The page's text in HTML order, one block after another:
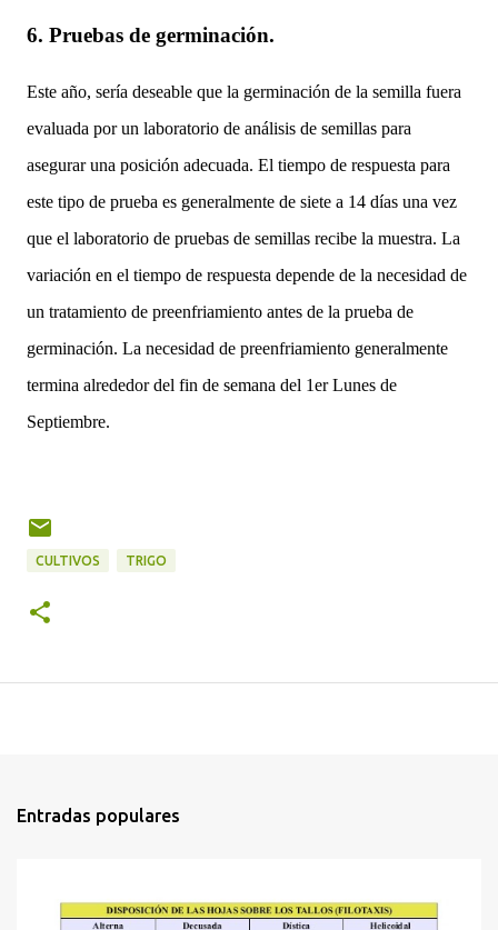
6. Pruebas de germinación.
Este año, sería deseable que la germinación de la semilla fuera
evaluada por un laboratorio de análisis de semillas para
asegurar una posición adecuada. El tiempo de respuesta para
este tipo de prueba es generalmente de siete a 14 días una vez
que el laboratorio de pruebas de semillas recibe la muestra. La
variación en el tiempo de respuesta depende de la necesidad de
un tratamiento de preenfriamiento antes de la prueba de
germinación. La necesidad de preenfriamiento generalmente
termina alrededor del fin de semana del 1er Lunes de
Septiembre.
CULTIVOS TRIGO
Entradas populares